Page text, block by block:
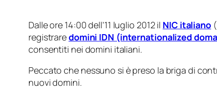
Dalle ore 14:00 dell’11 luglio 2012 il NIC italiano
registraredomini IDN (internationalized
consentiti nei domini italiani.
Peccato che nessuno si è preso la briga di
nuovi domini.